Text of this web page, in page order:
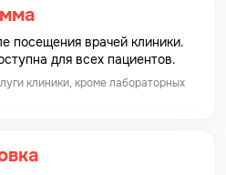
посещения врачей клиники.
для всех пациентов.
клиники, кроме лабораторных